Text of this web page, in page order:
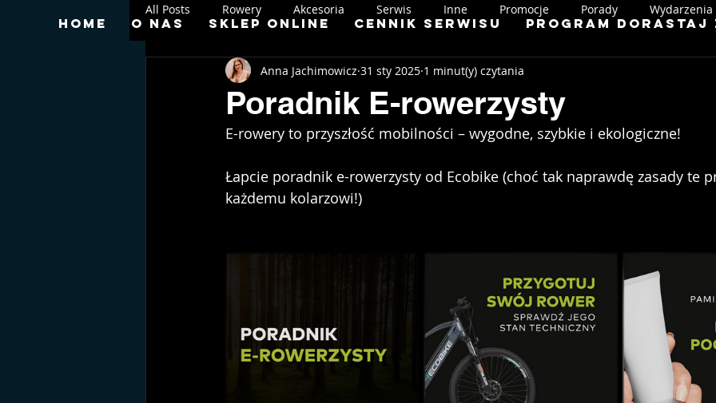
Home O nas Sklep online Cennik serwisu Program Dorastaj
All Posts Rowery Akcesoria Serwis Inne Promocje Porady Wydarzenia
Poradnik E-rowerzysty
Anna Jachimowicz 31 sty 2025 1 minut(y) czytania
E-rowery to przyszłość mobilności – wygodne, szybkie i ekologiczne!
Łapcie poradnik e-rowerzysty od Ecobike (choć tak naprawdę zasady te
każdemu kolarzowi!)